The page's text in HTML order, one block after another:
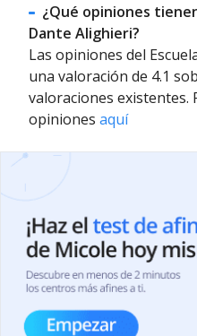
¿Qué opiniones
Dante Alighieri?
Las opiniones del
una valoración de 4.1
valoraciones existentes.
opiniones aquí